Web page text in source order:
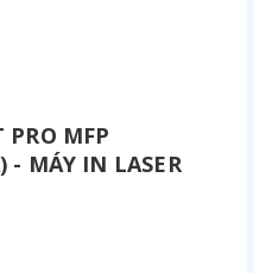
PRO MFP
- MÁY IN LASER